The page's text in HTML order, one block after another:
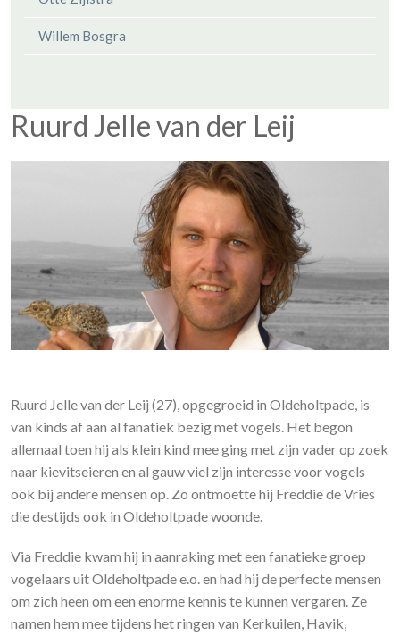
Willem Bosgra
Ruurd Jelle van der Leij
Ruurd Jelle van der Leij (27), opgegroeid in Oldeholtpade, is
van kinds af aan al fanatiek bezig met vogels. Het begon
allemaal toen hij als klein kind mee ging met zijn vader op zoek
naar kievitseieren en al gauw viel zijn interesse voor vogels
ook bij andere mensen op. Zo ontmoette hij Freddie de Vries
die destijds ook in Oldeholtpade woonde.
Via Freddie kwam hij in aanraking met een fanatieke groep
vogelaars uit Oldeholtpade e.o. en had hij de perfecte mensen
om zich heen om een enorme kennis te kunnen vergaren. Ze
namen hem mee tijdens het ringen van Kerkuilen, Havik,